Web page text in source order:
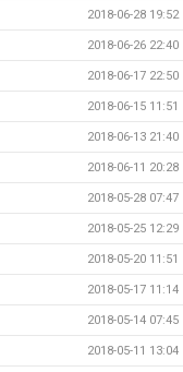
2018-06-28 19:52
2018-06-26 22:40
2018-06-17 22:50
2018-06-15 11:51
2018-06-13 21:40
2018-06-11 20:28
2018-05-28 07:47
2018-05-25 12:29
2018-05-20 11:51
2018-05-17 11:14
2018-05-14 07:45
2018-05-11 13:04